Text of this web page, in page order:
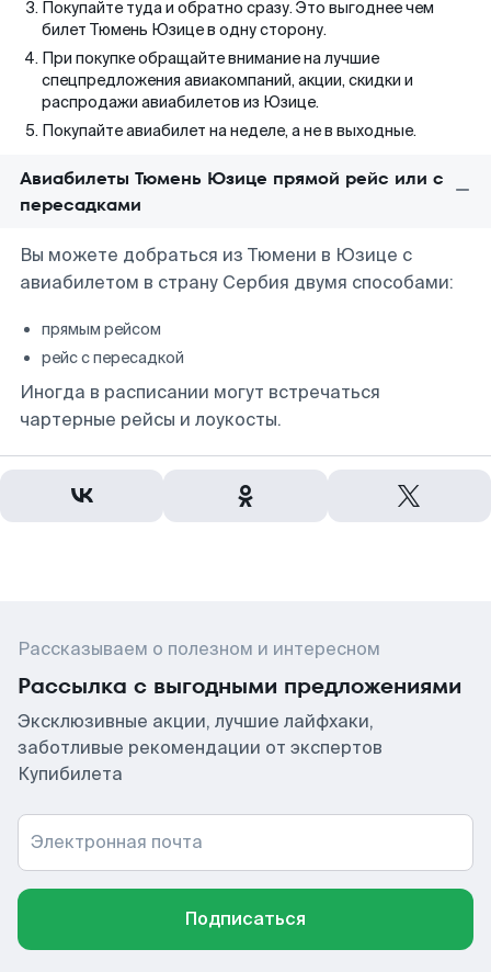
Покупайте туда и обратно сразу. Это выгоднее чем
билет Тюмень Юзице в одну сторону.
При покупке обращайте внимание на лучшие
спецпредложения авиакомпаний, акции, скидки и
распродажи авиабилетов из Юзице.
Покупайте авиабилет на неделе, а не в выходные.
Авиабилеты Тюмень Юзице прямой рейс или с
пересадками
Вы можете добраться из Тюмени в Юзице с
авиабилетом в страну Сербия двумя способами:
прямым рейсом
рейс с пересадкой
Иногда в расписании могут встречаться
чартерные рейсы и лоукосты.
Рассказываем о полезном и интересном
Рассылка с выгодными предложениями
Эксклюзивные акции, лучшие лайфхаки,
заботливые рекомендации от экспертов
Купибилета
Электронная почта
Подписаться